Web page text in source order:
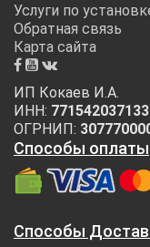
Услуги по
Обратная связь
Карта сайта
ИП Кокаев И.А.
ИНН: 771542037133
ОГРНИП:
Способы оплаты
Способы